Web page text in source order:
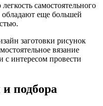
самостоятельного
еще большей
заготовки рисунок
вязание
с интересом провести
подбора